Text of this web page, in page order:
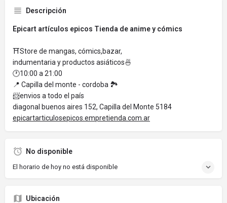
Descripción
Epicart artículos epicos Tienda de anime y cómics
⛩️Store de mangas, cómics,bazar,
indumentaria y productos asiáticos🍜
🕐10:00 a 21:00
📍 Capilla del monte - cordoba 🏞️
📨envios a todo el país
diagonal buenos aires 152, Capilla del Monte 5184
epicartarticulosepicos.empretienda.com.ar
No disponible
El horario de hoy no está disponible
Ubicación